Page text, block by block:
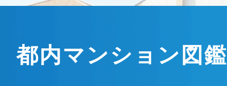
都内マンション図鑑